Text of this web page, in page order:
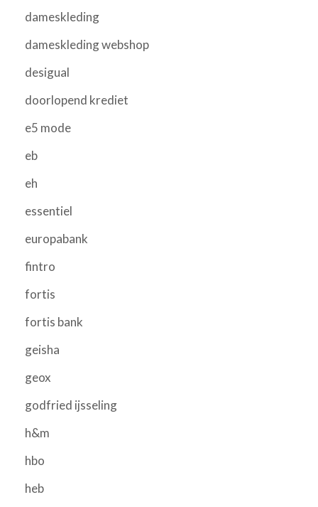
dameskleding
dameskleding webshop
desigual
doorlopend krediet
e5 mode
eb
eh
essentiel
europabank
fintro
fortis
fortis bank
geisha
geox
godfried ijsseling
h&m
hbo
heb